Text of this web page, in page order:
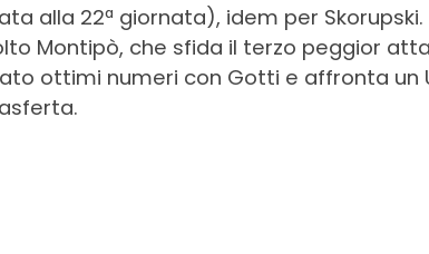
alla 22ª giornata), idem per Skorupski.
Montipò, che sfida il terzo peggior
ottimi numeri con Gotti e affronta un